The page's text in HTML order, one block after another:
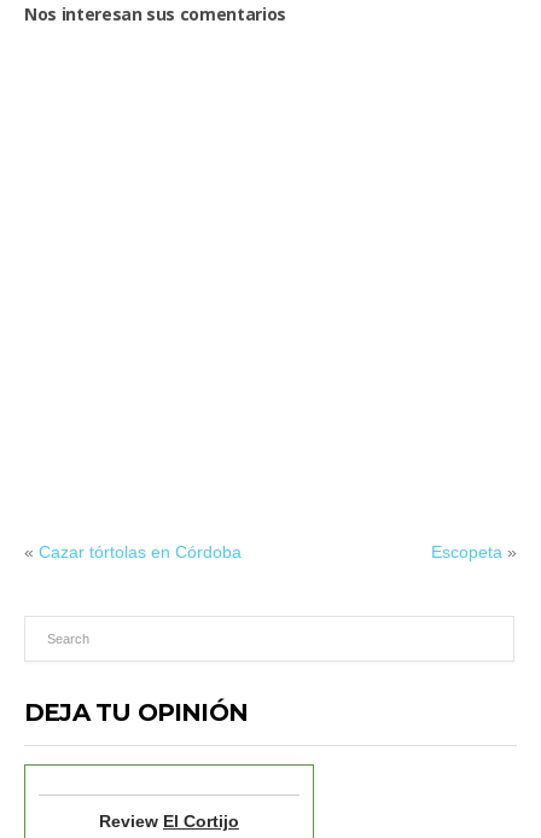
Nos interesan sus comentarios
« Cazar tórtolas en Córdoba Escopeta »
DEJA TU OPINIÓN
Review El Cortijo